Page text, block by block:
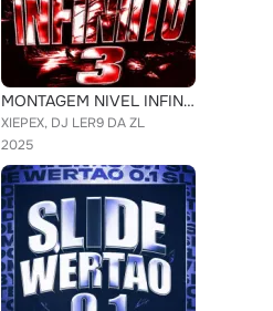
MONTAGEM NIVEL INFINITO 3
XIEPEX, DJ LER9 DA ZL
2025